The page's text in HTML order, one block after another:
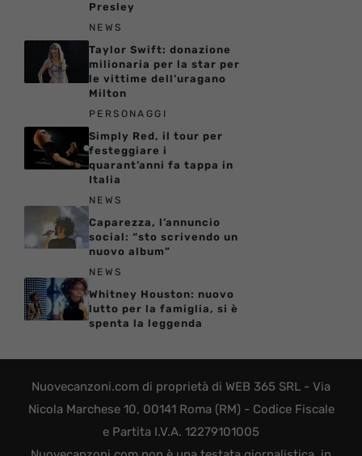
Presley
NEWS
Taylor Swift: donazione
milionaria per la star per
le vittime dell’uragano
Milton
PERSONAGGI
Simply Red, il tour per
festeggiare i
quarant’anni fa tappa in
Italia
NEWS
Caparezza, l’annuncio
social: “sto scrivendo un
nuovo album”
NEWS
Whitney Houston: nuovo
lutto per la famiglia, si è
spenta la leggenda
Nuovecanzoni.com di proprietà di WEB 365 SRL - Via
Nicola Marchese 10, 00141 Roma (RM) - Codice Fiscale
e Partita I.V.A. 12279101005